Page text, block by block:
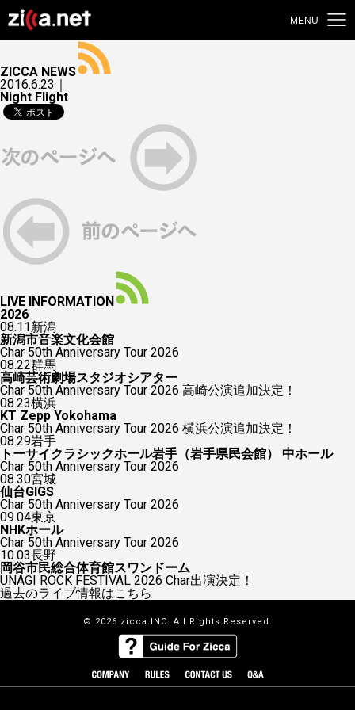
MENU
ZICCA NEWS
2016.6.23｜
Night Flight
LIVE INFORMATION
2026
08.11新潟
新潟市音楽文化会館
Char 50th Anniversary Tour 2026
08.22群馬
高崎芸術劇場スタジオシアター
Char 50th Anniversary Tour 2026 高崎公演追加決定！
08.23横浜
KT Zepp Yokohama
Char 50th Anniversary Tour 2026 横浜公演追加決定！
08.29岩手
トーサイクラシックホール岩手（岩手県民会館） 中ホール
Char 50th Anniversary Tour 2026
08.30宮城
仙台GIGS
Char 50th Anniversary Tour 2026
09.04東京
NHKホール
Char 50th Anniversary Tour 2026
10.03長野
岡谷市民総合体育館スワンドーム
UNAGI ROCK FESTIVAL 2026 Char出演決定！
過去のライブ情報はこちら
© 2026 zicca.INC. All Rights Reserved.